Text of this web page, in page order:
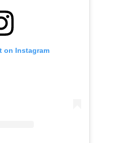
on Instagram